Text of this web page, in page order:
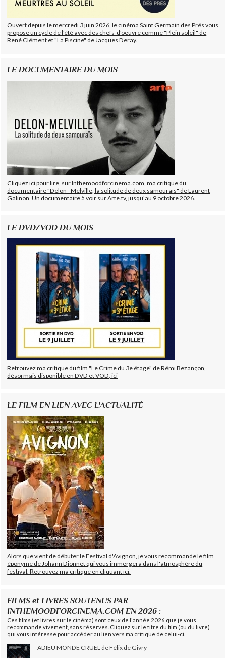
Ouvert depuis le mercredi 3 juin 2026, le cinéma Saint Germain des Prés vous
propose un cycle de l'été avec des chefs-d'oeuvre comme "Plein soleil" de
René Clément et "La Piscine" de Jacques Deray.
LE DOCUMENTAIRE DU MOIS
Cliquez ici pour lire, sur Inthemoodforcinema.com, ma critique du
documentaire "Delon - Melville, la solitude de deux samouraïs" de Laurent
Galinon. Un documentaire à voir sur Arte.tv, jusqu'au 9 octobre 2026.
LE DVD/VOD DU MOIS
Retrouvez ma critique du film "Le Crime du 3e étage" de Rémi Bezançon,
désormais disponible en DVD et VOD, ici
LE FILM EN LIEN AVEC L'ACTUALITÉ
Alors que vient de débuter le Festival d'Avignon, je vous recommande le film
éponyme de Johann Dionnet qui vous immergera dans l'atmosphère du
festival. Retrouvez ma critique en cliquant ici.
FILMS et LIVRES SOUTENUS PAR
INTHEMOODFORCINEMA.COM EN 2026 :
Ces films (et livres sur le cinéma) sont ceux de l'année 2026 que je vous
recommande vivement, sans réserves. Cliquez sur le titre du film (ou du livre)
qui vous intéresse pour accéder au lien vers ma critique de celui-ci.
ADIEU MONDE CRUEL de Félix de Givry